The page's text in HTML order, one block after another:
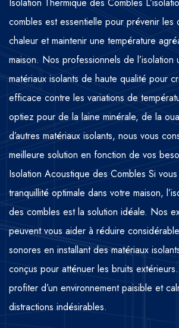
combles est essentielle pour prévenir les
chaleur et maintenir une température
maison. Nos professionnels de l’isolation
matériaux isolants de haute qualité pour
efficace contre les variations de
optiez pour de la laine minérale, de la
d’autres matériaux isolants, nous vous
meilleure solution en fonction de vos
Isolation Acoustique des Combles Si
tranquillité optimale dans votre maison,
des combles est la solution idéale. Nos
peuvent vous aider à réduire
sonores en installant des matériaux
conçus pour atténuer les bruits
profiter d’un environnement paisible et
distractions indésirables.